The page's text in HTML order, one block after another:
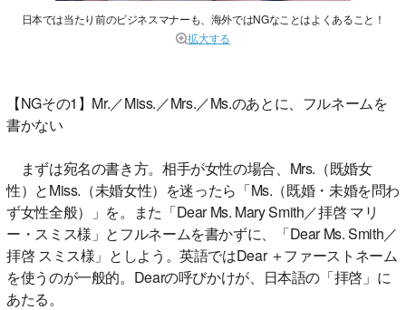
日本では当たり前のビジネスマナーも、海外ではNGなことはよくあること！
拡大する
【NGその1】Mr.／Miss.／Mrs.／Ms.のあとに、フルネームを
書かない
まずは宛名の書き方。相手が女性の場合、Mrs.（既婚女
性）とMiss.（未婚女性）を迷ったら「Ms.（既婚・未婚を問わ
ず女性全般）」を。また「Dear Ms. Mary Smith／拝啓 マリ
ー・スミス様」とフルネームを書かずに、「Dear Ms. Smith／
拝啓 スミス様」としよう。英語ではDear ＋ファーストネーム
を使うのが一般的。Dearの呼びかけが、日本語の「拝啓」に
あたる。